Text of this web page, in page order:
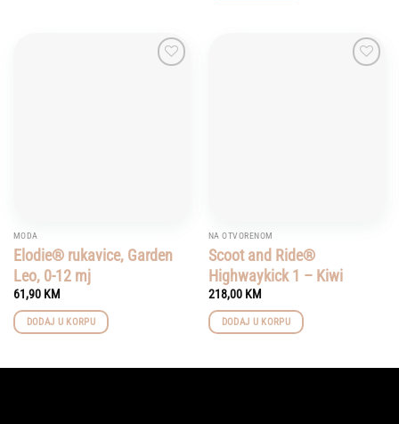
MODA
Elodie® rukavice, Garden
Leo, 0-12 mj
61,90 KM
DODAJ U KORPU
NA OTVORENOM
Scoot and Ride®
Highwaykick 1 – Kiwi
218,00 KM
DODAJ U KORPU